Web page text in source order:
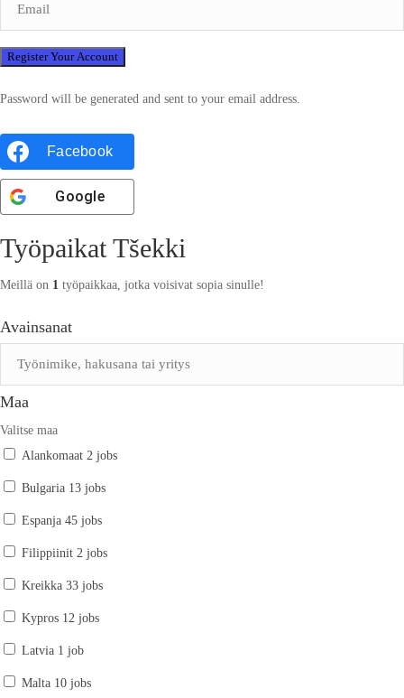
Password will be generated and sent to your email address.
Facebook
Google
Työpaikat Tšekki
Meillä on 1 työpaikkaa, jotka voisivat sopia sinulle!
Avainsanat
Maa
Valitse maa
Alankomaat 2 jobs
Bulgaria 13 jobs
Espanja 45 jobs
Filippiinit 2 jobs
Kreikka 33 jobs
Kypros 12 jobs
Latvia 1 job
Malta 10 jobs